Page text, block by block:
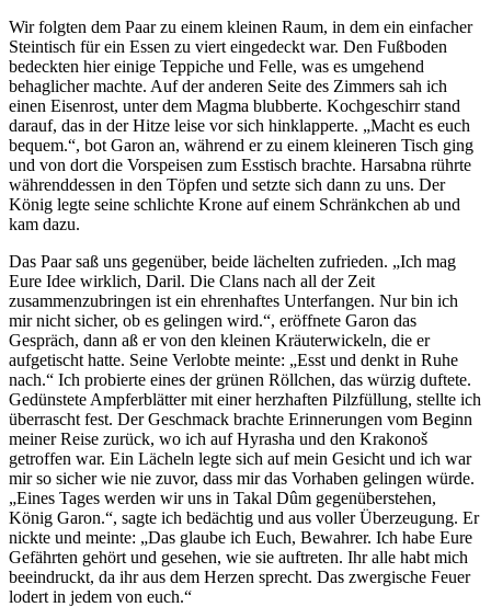
Wir folgten dem Paar zu einem kleinen Raum, in dem ein einfacher
Steintisch für ein Essen zu viert eingedeckt war. Den Fußboden
bedeckten hier einige Teppiche und Felle, was es umgehend
behaglicher machte. Auf der anderen Seite des Zimmers sah ich
einen Eisenrost, unter dem Magma blubberte. Kochgeschirr stand
darauf, das in der Hitze leise vor sich hinklapperte. „Macht es euch
bequem.“, bot Garon an, während er zu einem kleineren Tisch ging
und von dort die Vorspeisen zum Esstisch brachte. Harsabna rührte
währenddessen in den Töpfen und setzte sich dann zu uns. Der
König legte seine schlichte Krone auf einem Schränkchen ab und
kam dazu.
Das Paar saß uns gegenüber, beide lächelten zufrieden. „Ich mag
Eure Idee wirklich, Daril. Die Clans nach all der Zeit
zusammenzubringen ist ein ehrenhaftes Unterfangen. Nur bin ich
mir nicht sicher, ob es gelingen wird.“, eröffnete Garon das
Gespräch, dann aß er von den kleinen Kräuterwickeln, die er
aufgetischt hatte. Seine Verlobte meinte: „Esst und denkt in Ruhe
nach.“ Ich probierte eines der grünen Röllchen, das würzig duftete.
Gedünstete Ampferblätter mit einer herzhaften Pilzfüllung, stellte ich
überrascht fest. Der Geschmack brachte Erinnerungen vom Beginn
meiner Reise zurück, wo ich auf Hyrasha und den Krakonoš
getroffen war. Ein Lächeln legte sich auf mein Gesicht und ich war
mir so sicher wie nie zuvor, dass mir das Vorhaben gelingen würde.
„Eines Tages werden wir uns in Takal Dûm gegenüberstehen,
König Garon.“, sagte ich bedächtig und aus voller Überzeugung. Er
nickte und meinte: „Das glaube ich Euch, Bewahrer. Ich habe Eure
Gefährten gehört und gesehen, wie sie auftreten. Ihr alle habt mich
beeindruckt, da ihr aus dem Herzen sprecht. Das zwergische Feuer
lodert in jedem von euch.“